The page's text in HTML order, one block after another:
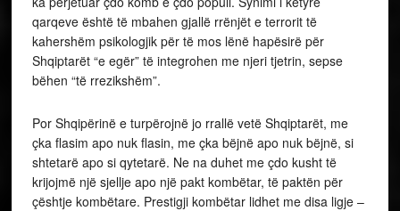
qarqeve është të mbahen gjallë rrënjët e terrorit të
kahershëm psikologjik për të mos lënë hapësirë për
Shqiptarët “e egër” të integrohen me njeri tjetrin, sepse
bëhen “të rrezikshëm”.
Por Shqipërinë e turpërojnë jo rrallë vetë Shqiptarët, me
çka flasim apo nuk flasin, me çka bëjnë apo nuk bëjnë, si
shtetarë apo si qytetarë. Ne na duhet me çdo kusht të
krijojmë një sjellje apo një pakt kombëtar, të paktën për
çështje kombëtare. Prestigji kombëtar lidhet me disa ligje –